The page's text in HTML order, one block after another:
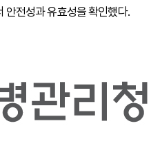
안전성과 유효성을 확인했다.